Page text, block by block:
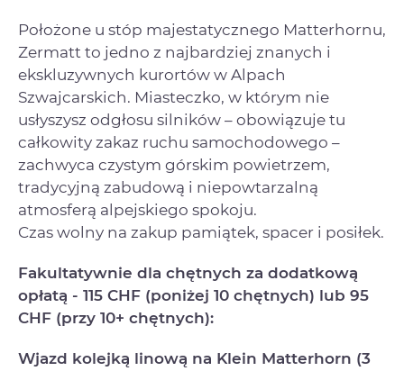
Położone u stóp majestatycznego Matterhornu,
Zermatt to jedno z najbardziej znanych i
ekskluzywnych kurortów w Alpach
Szwajcarskich. Miasteczko, w którym nie
usłyszysz odgłosu silników – obowiązuje tu
całkowity zakaz ruchu samochodowego –
zachwyca czystym górskim powietrzem,
tradycyjną zabudową i niepowtarzalną
atmosferą alpejskiego spokoju.
Czas wolny na zakup pamiątek, spacer i posiłek.
Fakultatywnie dla chętnych za dodatkową
opłatą - 115 CHF (poniżej 10 chętnych) lub 95
CHF (przy 10+ chętnych):
Wjazd kolejką linową na Klein Matterhorn (3